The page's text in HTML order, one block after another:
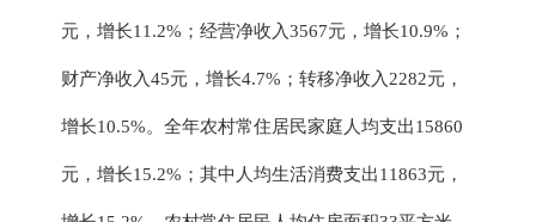
元，增长11.2%；经营净收入3567元，增长10.9%；
财产净收入45元，增长4.7%；转移净收入2282元，
增长10.5%。全年农村常住居民家庭人均支出15860
元，增长15.2%；其中人均生活消费支出11863元，